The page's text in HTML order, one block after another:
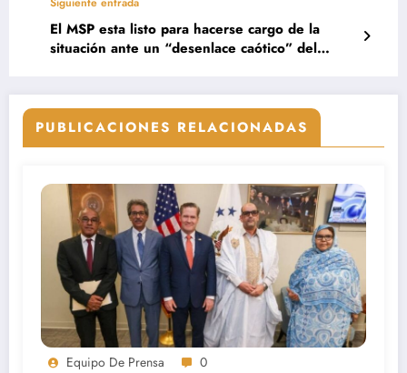
El MSP esta listo para hacerse cargo de la
situación ante un “desenlace caótico” del
PUBLICACIONES RELACIONADAS
Equipo De Prensa 0